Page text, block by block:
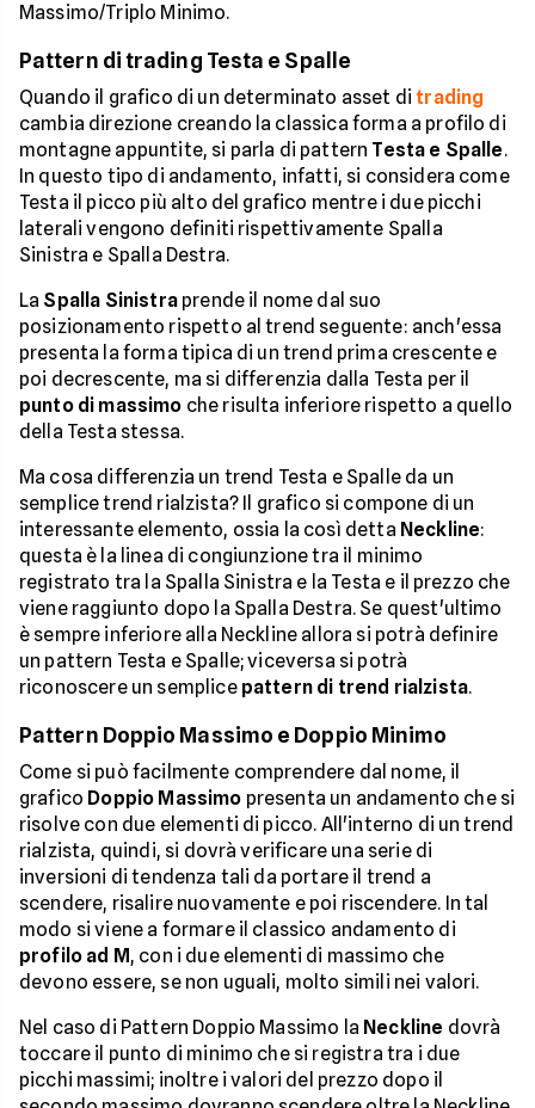
Massimo/Triplo Minimo.
Pattern di trading Testa e Spalle
Quando il grafico di un determinato asset di trading
cambia direzione creando la classica forma a profilo di
montagne appuntite, si parla di pattern Testa e Spalle.
In questo tipo di andamento, infatti, si considera come
Testa il picco più alto del grafico mentre i due picchi
laterali vengono definiti rispettivamente Spalla
Sinistra e Spalla Destra.
La Spalla Sinistraprende il nome dal suo
posizionamento rispetto al trend seguente: anch'essa
presenta la forma tipica di un trend prima crescente e
poi decrescente, ma si differenzia dalla Testa per il
punto di massimo che risulta inferiore rispetto a quello
della Testa stessa.
Ma cosa differenzia un trend Testa e Spalle da un
semplice trend rialzista? Il grafico si compone di un
interessante elemento, ossia la così detta Neckline:
questa è la linea di congiunzione tra il minimo
registrato tra la Spalla Sinistra e la Testa e il prezzo che
viene raggiunto dopo la Spalla Destra. Se quest'ultimo
è sempre inferiore alla Neckline allora si potrà definire
un pattern Testa e Spalle; viceversa si potrà
riconoscere un semplice pattern di trend rialzista.
Pattern Doppio Massimo e Doppio Minimo
Come si può facilmente comprendere dal nome, il
grafico Doppio Massimo presenta un andamento che si
risolve con due elementi di picco. All'interno di un trend
rialzista, quindi, si dovrà verificare una serie di
inversioni di tendenza tali da portare il trend a
scendere, risalire nuovamente e poi riscendere. In tal
modo si viene a formare il classico andamento di
profilo ad M , con i due elementi di massimo che
devono essere, se non uguali, molto simili nei valori.
Nel caso di Pattern Doppio Massimo la Neckline dovrà
toccare il punto di minimo che si registra tra i due
picchi massimi; inoltre i valori del prezzo dopo il